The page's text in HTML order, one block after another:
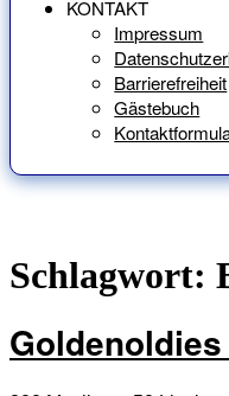
KONTAKT
Impressum
Barrierefreiheit
Gästebuch
Schlagwort: